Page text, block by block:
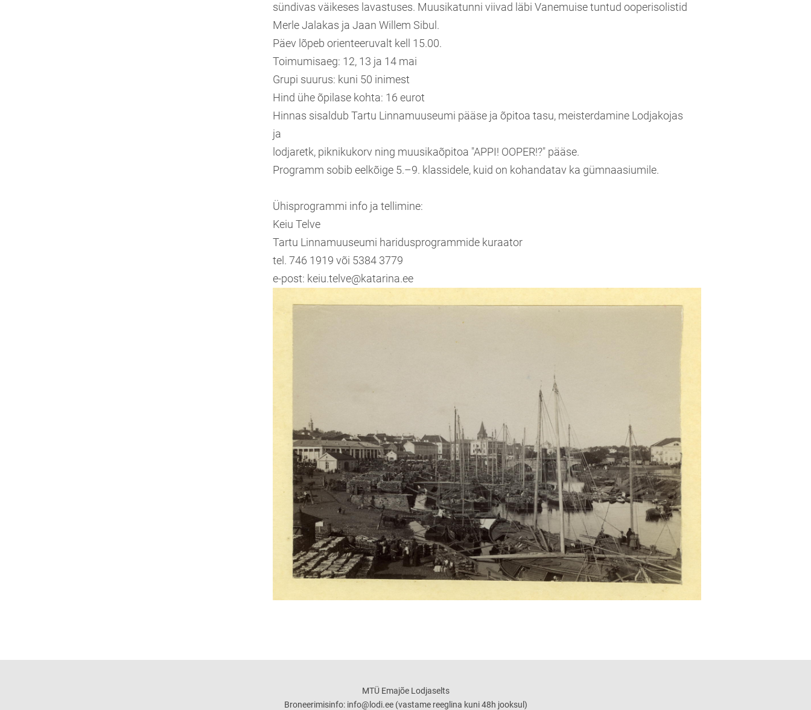
sündivas väikeses lavastuses. Muusikatunni viivad läbi Vanemuise tuntud ooperisolistid
Merle Jalakas ja Jaan Willem Sibul.
Päev lõpeb orienteeruvalt kell 15.00.
Toimumisaeg: 12, 13 ja 14 mai
Grupi suurus: kuni 50 inimest
Hind ühe õpilase kohta: 16 eurot
Hinnas sisaldub Tartu Linnamuuseumi pääse ja õpitoa tasu, meisterdamine Lodjakojas
ja
lodjaretk, piknikukorv ning muusikaõpitoa "APPI! OOPER!?" pääse.
Programm sobib eelkõige 5.–9. klassidele, kuid on kohandatav ka gümnaasiumile.
Ühisprogrammi info ja tellimine:
Keiu Telve
Tartu Linnamuuseumi haridusprogrammide kuraator
tel. 746 1919 või 5384 3779
e-post: keiu.telve@katarina.ee
MTÜ Emajõe Lodjaselts
Broneerimisinfo: info@lodi.ee (vastame reeglina kuni 48h jooksul)